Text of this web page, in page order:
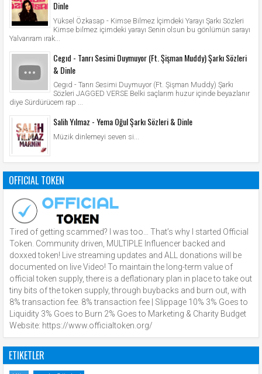
Dinle
Yüksel Özkasap - Kimse Bilmez İçimdeki Yarayı Şarkı Sözleri
Kimse bilmez içimdeki yarayı Senin olsun bu gönlümün sarayı
Yalvarıram ırak...
Cegıd - Tanrı Sesimi Duymuyor (Ft. Şişman Muddy) Şarkı Sözleri
& Dinle
Cegıd - Tanrı Sesimi Duymuyor (Ft. Şişman Muddy) Şarkı
Sözleri JAGGED VERSE Belki saçlarım huzur içinde beyazlanır
diye Sürdürücem rap ...
Salih Yılmaz - Yema Oğul Şarkı Sözleri & Dinle
Müzik dinlemeyi seven si...
OFFICIAL TOKEN
Tired of getting scammed? I was too… That’s why I started Official
Token. Community driven, MULTIPLE Influencer backed and
doxxed token! Live streaming updates and ALL donations will be
documented on live Video! To maintain the long-term value of
official token supply, there is a deflationary plan in place to take out
tiny bits of the token supply, through buybacks and burn out, with
8% transaction fee. 8% transaction fee | Slippage 10% 3% Goes to
Liquidity 3% Goes to Burn 2% Goes to Marketing & Charity Budget
Website: https://www.officialtoken.org/
ETIKETLER